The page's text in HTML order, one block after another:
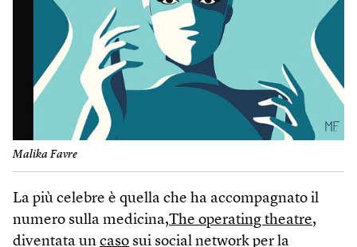
Malika Favre
La più celebre è quella che ha accompagnato il
numero sulla medicina,The operating theatre,
diventata un caso sui social network per la